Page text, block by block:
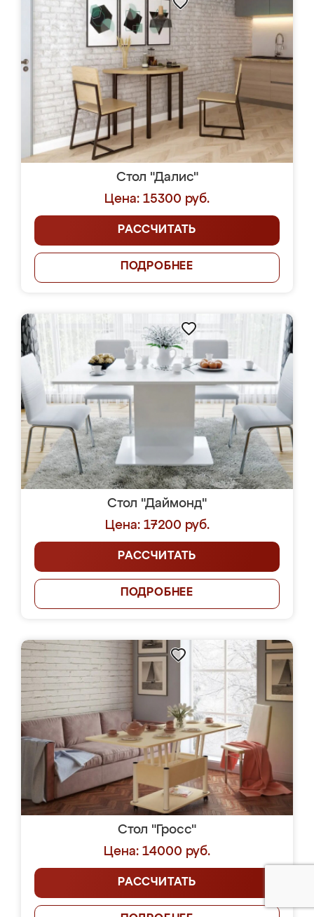
Стол "Далис"
Цена: 15300 руб.
РАССЧИТАТЬ
ПОДРОБНЕЕ
Стол "Даймонд"
Цена: 17200 руб.
РАССЧИТАТЬ
ПОДРОБНЕЕ
Стол "Гросс"
Цена: 14000 руб.
РАССЧИТАТЬ